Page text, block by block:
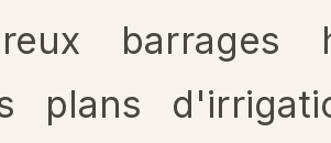
barrages
plans